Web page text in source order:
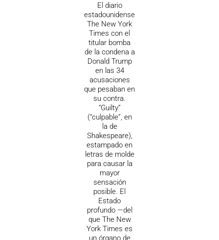
El diario
estadounidense
The New York
Times con el
titular bomba
de la condena a
Donald Trump
en las 34
acusaciones
que pesaban en
su contra.
“Guilty”
(“culpable”, en
la de
Shakespeare),
estampado en
letras de molde
para causar la
mayor
sensación
posible. El
Estado
profundo —del
que The New
York Times es
un órgano de